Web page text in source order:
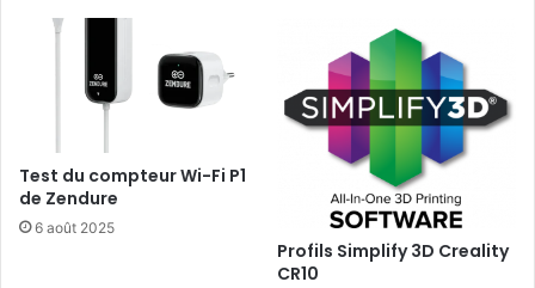
c
c
è
Test du compteur Wi-Fi P1
de Zendure
6 août 2025
Profils Simplify 3D Creality
CR10